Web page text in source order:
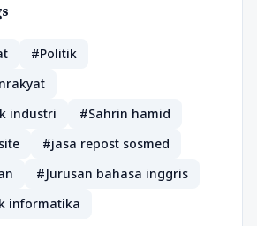
#Politik
industri
#Sahrin hamid
#jasa repost sosmed
#Jurusan bahasa inggris
informatika